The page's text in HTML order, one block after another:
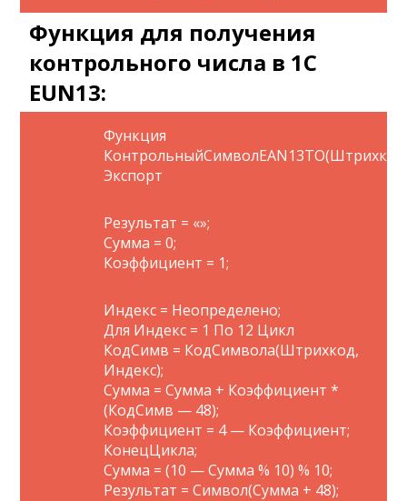
Функция для получения
контрольного числа в 1С
EUN13:
Функция
Экспорт
Результат = «»;
Сумма = 0;
Коэффициент = 1;
Индекс = Неопределено;
Для Индекс = 1 По 12 Цикл
КодСимв = КодСимвола(Штрихкод,
Индекс);
Сумма = Сумма + Коэффициент *
(КодСимв — 48);
Коэффициент = 4 — Коэффициент;
КонецЦикла;
Сумма = (10 — Сумма % 10) % 10;
Результат = Символ(Сумма + 48);